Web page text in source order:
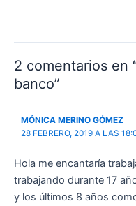
2 comentarios en
banco”
MÓNICA MERINO GÓMEZ
28 FEBRERO, 2019 A LAS
Hola me encantaría
trabajando durante 17
y los últimos 8 años